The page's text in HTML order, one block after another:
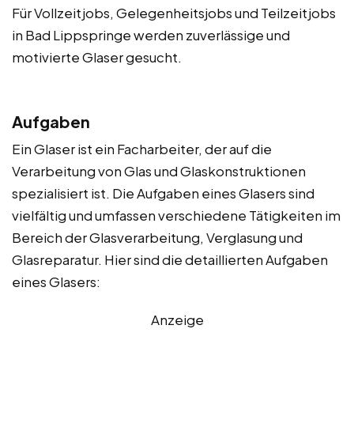
Für Vollzeitjobs, Gelegenheitsjobs und Teilzeitjobs
in Bad Lippspringe werden zuverlässige und
motivierte Glaser gesucht.
Aufgaben
Ein Glaser ist ein Facharbeiter, der auf die
Verarbeitung von Glas und Glaskonstruktionen
spezialisiert ist. Die Aufgaben eines Glasers sind
vielfältig und umfassen verschiedene Tätigkeiten im
Bereich der Glasverarbeitung, Verglasung und
Glasreparatur. Hier sind die detaillierten Aufgaben
eines Glasers:
Anzeige